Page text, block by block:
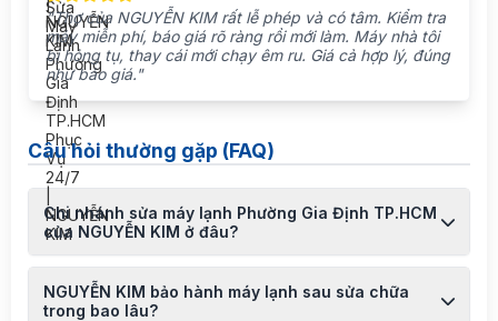
"Thợ của NGUYỄN KIM rất lễ phép và có tâm. Kiểm tra
máy miễn phí, báo giá rõ ràng rồi mới làm. Máy nhà tôi
bị hỏng tụ, thay cái mới chạy êm ru. Giá cả hợp lý, đúng
như báo giá."
Câu hỏi thường gặp (FAQ)
Chi nhánh sửa máy lạnh Phường Gia Định TP.HCM
của NGUYỄN KIM ở đâu?
NGUYỄN KIM bảo hành máy lạnh sau sửa chữa
trong bao lâu?